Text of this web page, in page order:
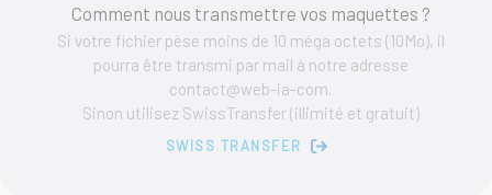
Comment nous transmettre vos maquettes ?
Si votre fichier pèse moins de 10 méga octets (10Mo), il
pourra être transmi par mail à notre adresse
contact@web-ia-com.
Sinon utilisez SwissTransfer (illimité et gratuit)
SWISS TRANSFER